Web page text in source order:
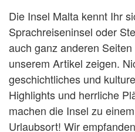
Die Insel Malta kennt Ihr
Sprachreiseninsel oder
auch ganz anderen
unserem Artikel zeigen.
geschichtliches und
Highlights und herrliche
machen die Insel zu
Urlaubsort! Wir